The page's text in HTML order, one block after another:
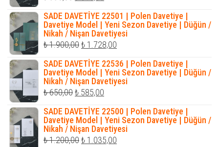
fiyat:
₺ 990,00.fiyat:
₺ 810,00.
SADE DAVETİYE 22501 | Polen Davetiye |
Davetiye Model | Yeni Sezon Davetiye | Düğün /
Nikah / Nişan Davetiyesi
₺1.900,00Orijinal
fiyat:
₺ 1.900,00.
₺ 1.728,00
fiyat:
₺ 1.728,00.
SADE DAVETİYE 22536 | Polen Davetiye |
Davetiye Model | Yeni Sezon Davetiye | Düğün /
Nikah / Nişan Davetiyesi
₺650,00Orijinal
fiyat:
₺ 650,00.
₺ 585,00
fiyat:
₺ 585,00.
SADE DAVETİYE 22500 | Polen Davetiye |
Davetiye Model | Yeni Sezon Davetiye | Düğün /
Nikah / Nişan Davetiyesi
₺1.200,00Orijinal
₺ 1.035,00